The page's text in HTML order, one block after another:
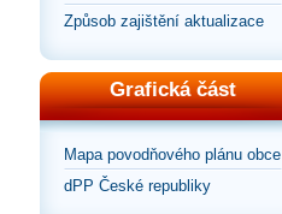
Způsob zajištění aktualizace
Grafická část
Mapa povodňového plánu obce
dPP České republiky